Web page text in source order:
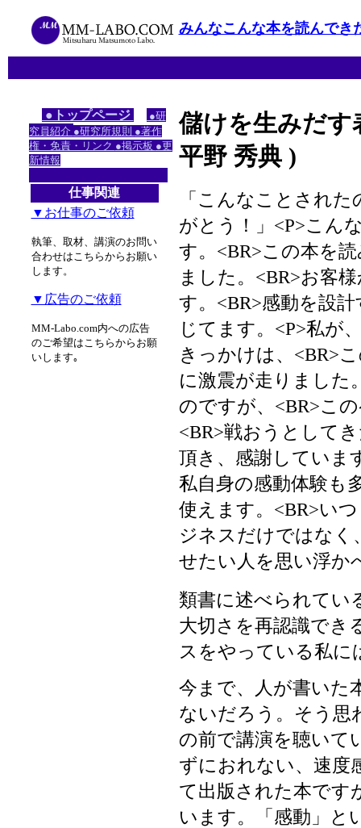
みんなこんな本を読んでき
●トップページ
●研
究員紹介 ●研究所規則 ●著作
権・免責・リンク ●掲示板 ●更
新情報
仕事関連
▼お仕事のご依頼
執筆、取材、講演のお問い
合わせはこちらからお願い
します。
▼広告のご依頼
MM-Labo.com内への広告
のご希望はこちらからお願
いします｡
儲けを生みだ
平野 秀典 )
「こんなことされ
がとう！」<P>こん
す。<BR>この本を
ました。<BR>お客
す。<BR>感動を設
じてます。<P>私が
きっかけは、<BR>
に激震が走りました
のですが、<BR>こ
<BR>戦おうとして
頂き、感謝していま
私自身の感動体験も
使えます。<BR>い
ジネスだけではなく
せたい人を思い浮か
類書に述べられてい
大切さを再認識でき
スをやっている私に
今まで、人が書いた
ないだろう。そう思
の前で講演を聴いて
ずにおれない、速度
て出版された本です
います。「感動」と